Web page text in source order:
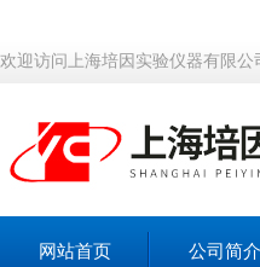
欢迎访问上海培因实验仪器有限公
网站首页 公司简介